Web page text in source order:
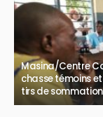
Masina/Centre
chasse témoins
tirs de sommation